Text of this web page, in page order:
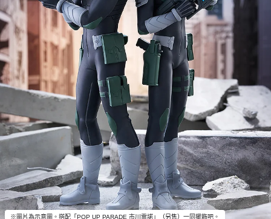
※圖片為示意圖。搭配「POP UP PARADE 市川雷諾」（另售）一同擺飾吧。